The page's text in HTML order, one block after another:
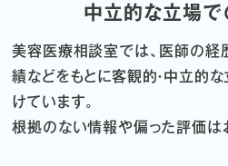
中立的な立場
美容医療相談室では、医師の経
績などをもとに客観的・中立的
けています。
根拠のない情報や偏った評価は